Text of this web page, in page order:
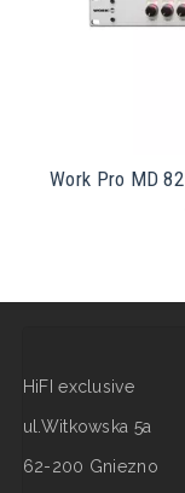
Work Pro MD
HiFI exclusive
ul.Witkowska 5a
62-200 Gniezno